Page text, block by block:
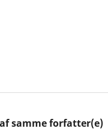
samme forfatter(e)